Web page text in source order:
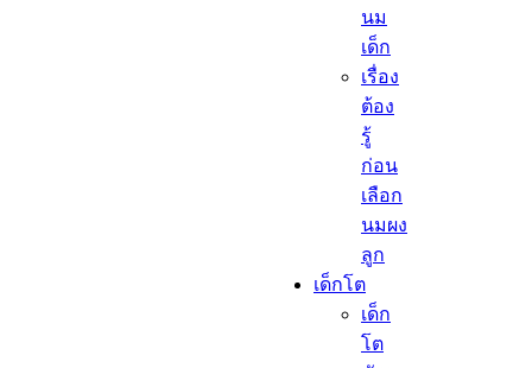
นม
เด็ก
เรื่อง
ต้อง
รู้
ก่อน
เลือก
นมผง
ลูก​
เด็กโต​
เด็ก
โต​